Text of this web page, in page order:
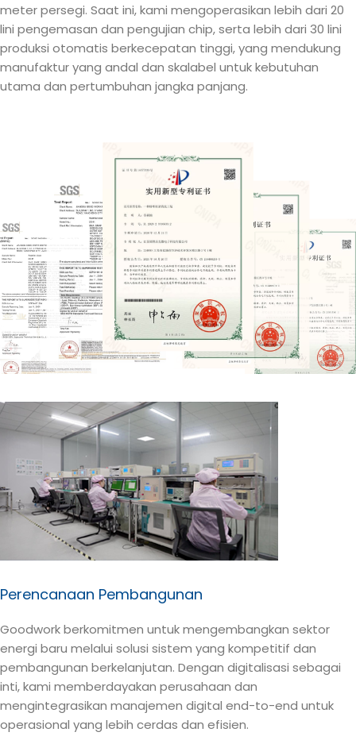
meter persegi. Saat ini, kami mengoperasikan lebih dari 20
lini pengemasan dan pengujian chip, serta lebih dari 30 lini
produksi otomatis berkecepatan tinggi, yang mendukung
manufaktur yang andal dan skalabel untuk kebutuhan
utama dan pertumbuhan jangka panjang.
Perencanaan Pembangunan
Goodwork berkomitmen untuk mengembangkan sektor
energi baru melalui solusi sistem yang kompetitif dan
pembangunan berkelanjutan. Dengan digitalisasi sebagai
inti, kami memberdayakan perusahaan dan
mengintegrasikan manajemen digital end-to-end untuk
operasional yang lebih cerdas dan efisien.